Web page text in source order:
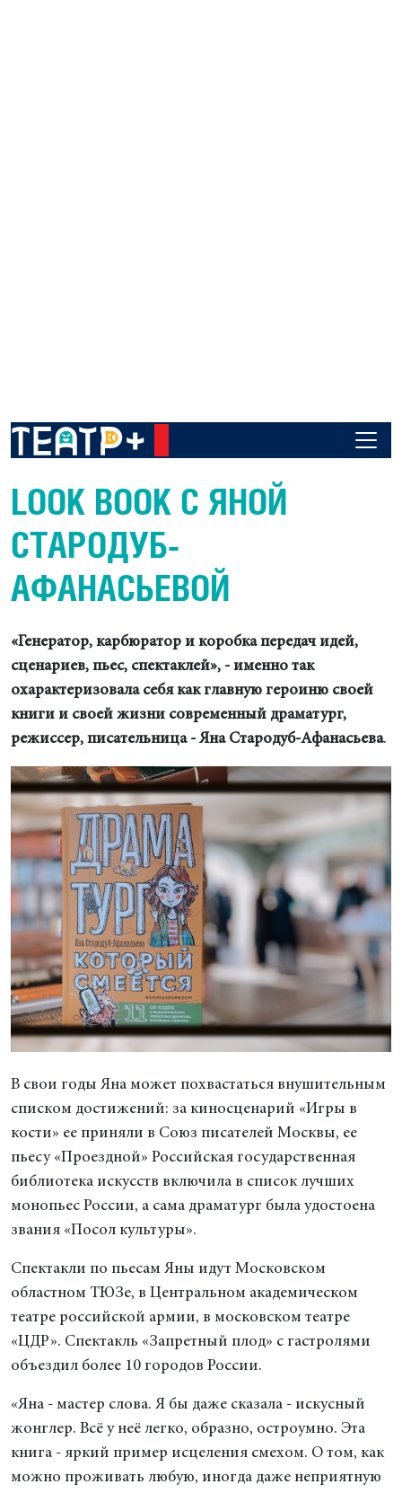
LOOK BOOK С ЯНОЙ
СТАРОДУБ-
АФАНАСЬЕВОЙ
«Генератор, карбюратор и коробка передач идей,
сценариев, пьес, спектаклей», - именно так
охарактеризовала себя как главную героиню своей
книги и своей жизни современный драматург,
режиссер, писательница - Яна Стародуб-Афанасьева.
В свои годы Яна может похвастаться внушительным
списком достижений: за киносценарий «Игры в
кости» ее приняли в Союз писателей Москвы, ее
пьесу «Проездной» Российская государственная
библиотека искусств включила в список лучших
монопьес России, а сама драматург была удостоена
звания «Посол культуры».
Спектакли по пьесам Яны идут Московском
областном ТЮЗе, в Центральном академическом
театре российской армии, в московском театре
«ЦДР». Спектакль «Запретный плод» с гастролями
объездил более 10 городов России.
«Яна - мастер слова. Я бы даже сказала - искусный
жонглер. Всё у неё легко, образно, остроумно. Эта
книга - яркий пример исцеления смехом. О том, как
можно проживать любую, иногда даже неприятную